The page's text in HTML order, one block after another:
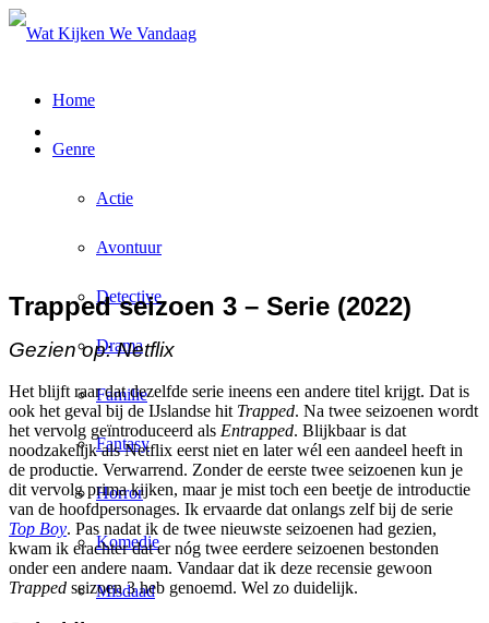
Home
Genre
Actie
Avontuur
Detective
Drama
Familie
Fantasy
Horror
Komedie
Misdaad
Trapped seizoen 3 – Serie (2022)
Gezien op: Netflix
Het blijft raar dat dezelfde serie ineens een andere titel krijgt. Dat is
ook het geval bij de IJslandse hit Trapped. Na twee seizoenen wordt
het vervolg geïntroduceerd als Entrapped. Blijkbaar is dat
noodzakelijk als Netflix eerst niet en later wél een aandeel heeft in
de productie. Verwarrend. Zonder de eerste twee seizoenen kun je
dit vervolg prima kijken, maar je mist toch een beetje de introductie
van de hoofdpersonages. Ik ervaarde dat onlangs zelf bij de serie
Top Boy. Pas nadat ik de twee nieuwste seizoenen had gezien,
kwam ik erachter dat er nóg twee eerdere seizoenen bestonden
onder een andere naam. Vandaar dat ik deze recensie gewoon
Trapped seizoen 3 heb genoemd. Wel zo duidelijk.